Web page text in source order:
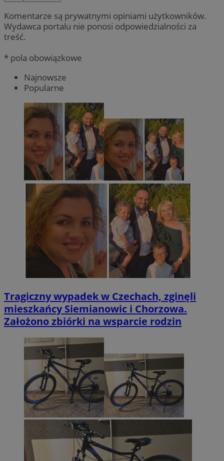
Komentarze są prywatnymi opiniami użytkowników.
Wydawca portalu nie ponosi odpowiedzialności za
treść.
* pola obowiązkowe
Najnowsze
Popularne
Tragiczny wypadek w Czechach, zginęli
mieszkańcy Siemianowic i Chorzowa.
Założono zbiórki na wsparcie rodzin